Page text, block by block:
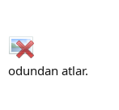
odundan atlar.